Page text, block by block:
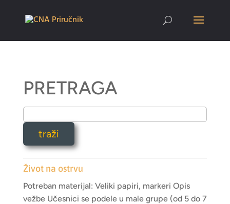
PRETRAGA
Život na ostrvu
Potreban materijal: Veliki papiri, markeri Opis
vežbe Učesnici se podele u male grupe (od 5 do 7